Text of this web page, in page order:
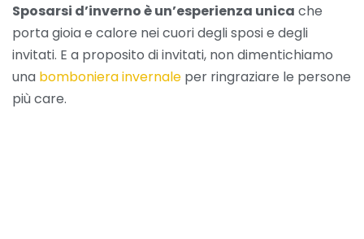
Sposarsi d’inverno è un’esperienza unica che
porta gioia e calore nei cuori degli sposi e degli
invitati. E a proposito di invitati, non dimentichiamo
una bomboniera invernale per ringraziare le persone
più care.